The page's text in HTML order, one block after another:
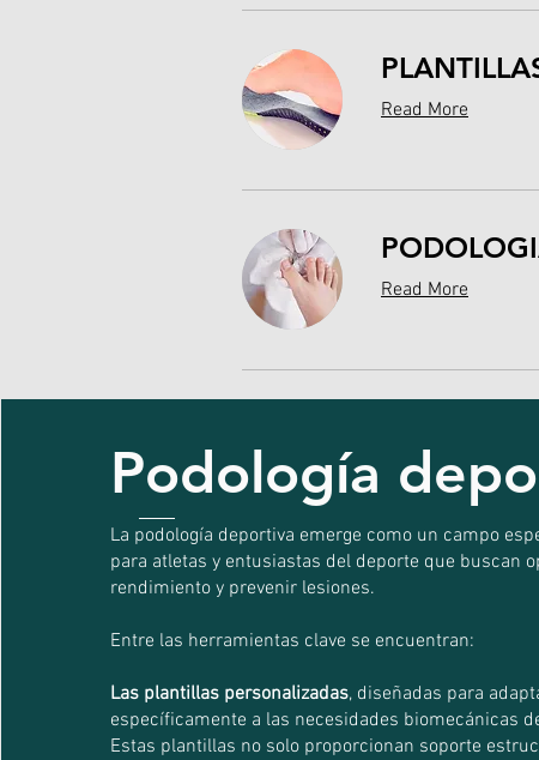
Read More
Read More
Podología
La podología deportiva emerge como un campo
para atletas y entusiastas del deporte que buscan
rendimiento y prevenir lesiones.
Entre las herramientas clave se encuentran:
Las plantillas personalizadas, diseñadas para
específicamente a las necesidades biomecánicas
Estas plantillas no solo proporcionan soporte